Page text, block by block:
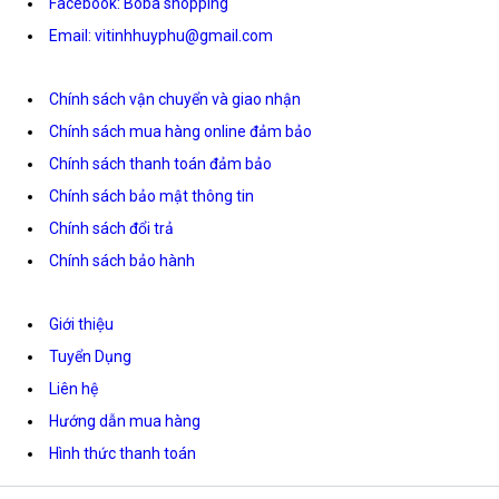
Email: vitinhhuyphu@gmail.com
Chính sách vận chuyển và giao nhận
Chính sách mua hàng online đảm bảo
Chính sách thanh toán đảm bảo
Chính sách bảo mật thông tin
Chính sách đổi trả
Chính sách bảo hành
Giới thiệu
Tuyển Dụng
Liên hệ
Hướng dẫn mua hàng
Hình thức thanh toán